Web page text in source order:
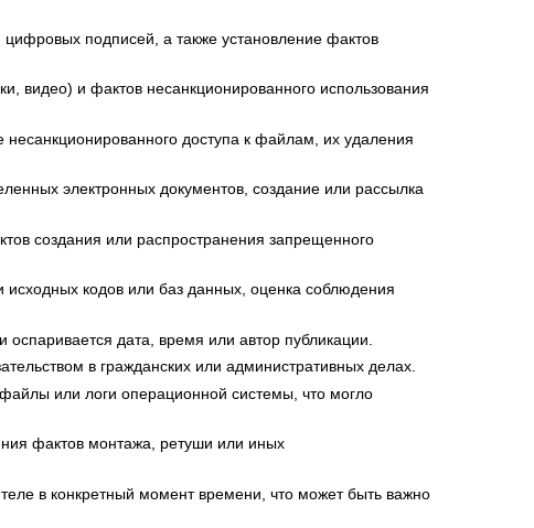
подписей, а также установление фактов
видео) и фактов несанкционированного использования
доступа к файлам, их удаления
электронных документов, создание или рассылка
создания или распространения запрещенного
кодов или баз данных, оценка соблюдения
дата, время или автор публикации.
в гражданских или административных делах.
или логи операционной системы, что могло
фактов монтажа, ретуши или иных
в конкретный момент времени, что может быть важно